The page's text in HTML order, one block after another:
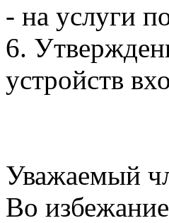
- на услуги
6.
устройств
Уважаемый
Во